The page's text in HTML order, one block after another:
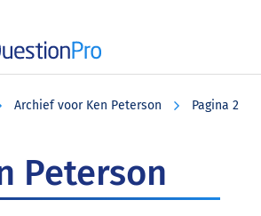
Archief voor Ken Peterson Pagina 2
Peterson